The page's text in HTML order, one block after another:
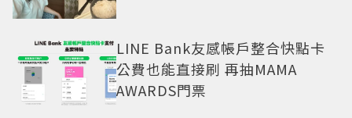
LINE Bank友感帳戶整合快點卡
公費也能直接刷 再抽MAMA
AWARDS門票